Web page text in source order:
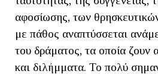
αφοσίωσης, των
με πάθος αναπτύσσεται
του δράματος, τα οποία ζουν
και διλήμματα. Το πολύ